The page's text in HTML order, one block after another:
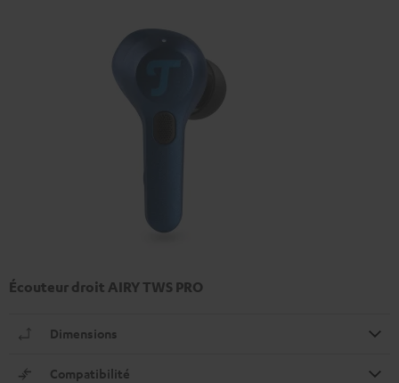
Écouteur droit AIRY TWS PRO
Dimensions
Compatibilité